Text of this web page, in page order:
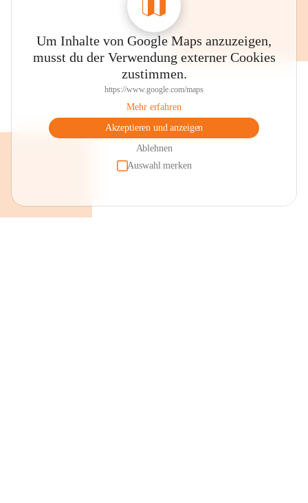
Um Inhalte von Google Maps anzuzeigen,
musst du der Verwendung externer Cookies
zustimmen.
https://www.google.com/maps
Mehr erfahren
Akzeptieren und anzeigen
Ablehnen
Auswahl merken